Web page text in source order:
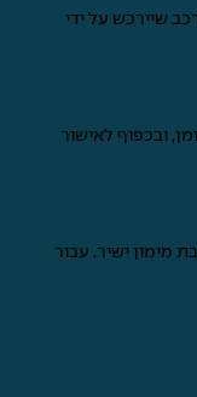
שיירכש על ידי
ובכפוף לאישור
מימון ישיר. עבור